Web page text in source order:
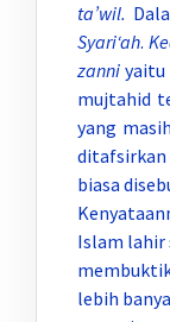
ta’wil.
Syari‘ah.
zanni yaitu
mujtahid
yang
biasa
Islam lahir
lebih